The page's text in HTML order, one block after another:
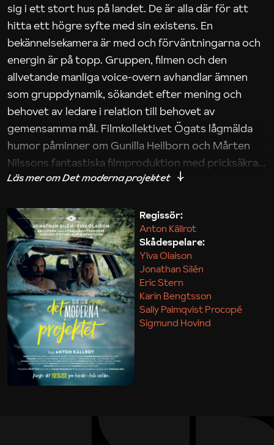
sig i ett stort hus på landet. De är alla där för att
hitta ett högre syfte med sin existens. En
bekännelsekamera är med och förväntningarna och
energin är på topp. Gruppen, filmen och den
allvetande manliga voice-overn avhandlar ämnen
som gruppdynamik, sökandet efter mening och
behovet av ledare i relation till behovet av
gemensamma mål. Filmkollektivet Ögats lågmälda
humor påminner om Gunilla Heilborn och Mårten
Nilssons fantastiska filmproduktion med pricksäkra
iakttagelser om hur svårt det kan vara att omsätta
Maja Kekonius
Regissör:
Anton Källrot
Skådespelare:
Ylva Olaison
Jonathan Silén
Eric Stern
Karin Bengtsson
Sally Palmqvist Procopé
Sigmund Hovind